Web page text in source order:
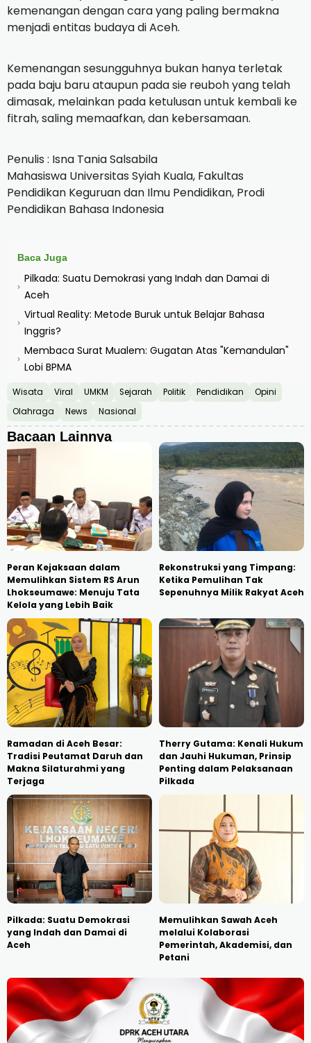
kemenangan dengan cara yang paling bermakna
menjadi entitas budaya di Aceh.
Kemenangan sesungguhnya bukan hanya terletak
pada baju baru ataupun pada sie reuboh yang telah
dimasak, melainkan pada ketulusan untuk kembali ke
fitrah, saling memaafkan, dan kebersamaan.
Penulis : Isna Tania Salsabila
Mahasiswa Universitas Syiah Kuala, Fakultas
Pendidikan Keguruan dan Ilmu Pendidikan, Prodi
Pendidikan Bahasa Indonesia
Baca Juga
›
Pilkada: Suatu Demokrasi yang Indah dan Damai di
Aceh
›
Virtual Reality: Metode Buruk untuk Belajar Bahasa
Inggris?
›
Membaca Surat Mualem: Gugatan Atas "Kemandulan"
Lobi BPMA
Wisata Viral UMKM Sejarah Politik Pendidikan
Opini
Olahraga
News Nasional
Bacaan Lainnya
Peran Kejaksaan dalam
Memulihkan Sistem RS Arun
Lhokseumawe: Menuju Tata
Kelola yang Lebih Baik
Rekonstruksi yang Timpang:
Ketika Pemulihan Tak
Sepenuhnya Milik Rakyat Aceh
Ramadan di Aceh Besar:
Tradisi Peutamat Daruh dan
Makna Silaturahmi yang
Terjaga
Therry Gutama: Kenali Hukum
dan Jauhi Hukuman, Prinsip
Penting dalam Pelaksanaan
Pilkada
Pilkada: Suatu Demokrasi
yang Indah dan Damai di
Aceh
Memulihkan Sawah Aceh
melalui Kolaborasi
Pemerintah, Akademisi, dan
Petani